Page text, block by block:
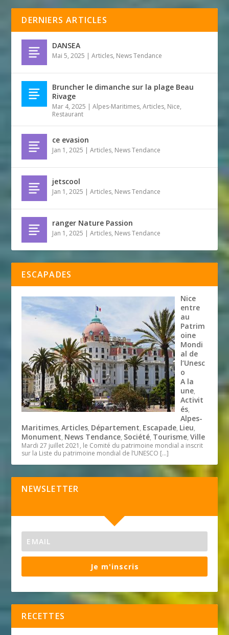
DERNIERS ARTICLES
DANSEA
Mai 5, 2025 |Articles, News Tendance
Bruncher le dimanche sur la plage Beau
Rivage
Mar 4, 2025 |Alpes-Maritimes,Articles, Nice,
Restaurant
ce evasion
Jan 1, 2025 |Articles, News Tendance
jetscool
Jan 1, 2025 |Articles, News Tendance
ranger Nature Passion
Jan 1, 2025 |Articles, News Tendance
ESCAPADES
Nice
entre
au
Patrim
oine
Mondi
al de
l’Unesc
o
A la
une,
Activit
és,
Alpes-
Maritimes,Articles, Département, Escapade, Lieu,
Monument, News Tendance, Société, Tourisme,Ville
Mardi 27 juillet 2021, le Comité du patrimoine mondial a inscrit
sur la Liste du patrimoine mondial de l’UNESCO […]
NEWSLETTER
Je m'inscris
RECETTES